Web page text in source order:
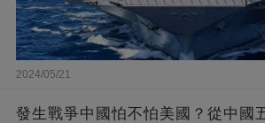
2024/05/21
發生戰爭中國怕不怕美國？從中國